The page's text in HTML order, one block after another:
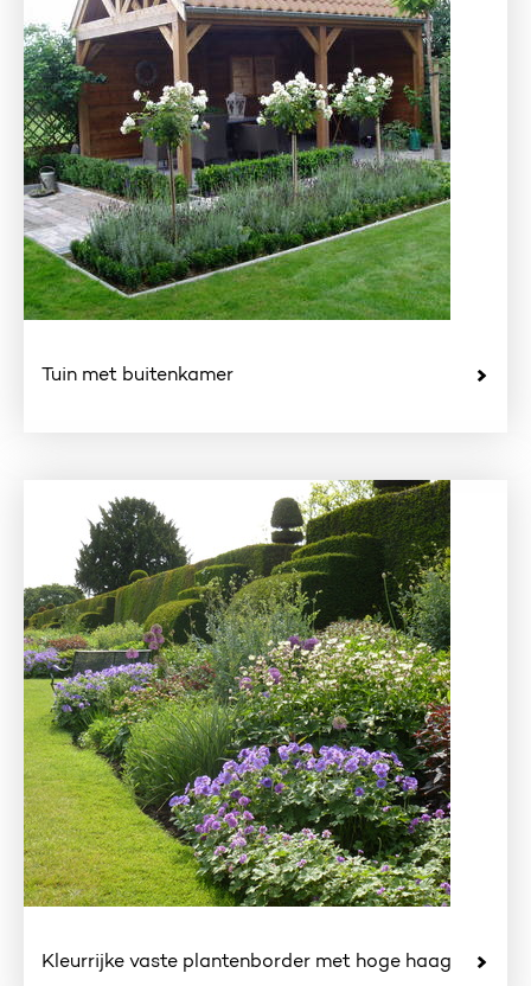
Tuin met buitenkamer
Kleurrijke vaste plantenborder met hoge haag